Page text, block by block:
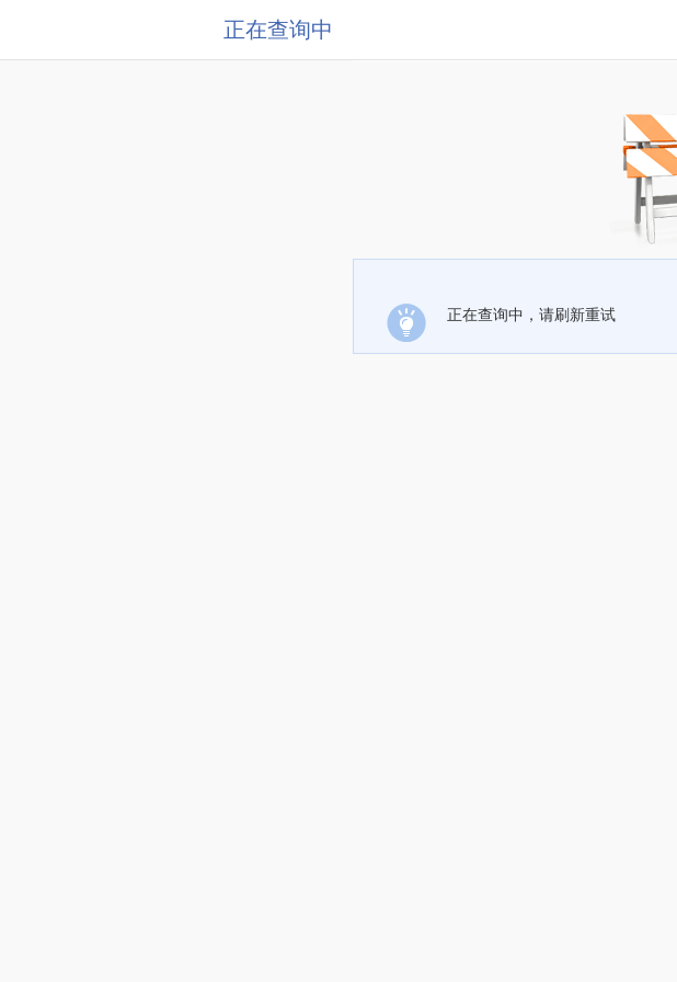
正在查询中
正在查询中，请刷新重试